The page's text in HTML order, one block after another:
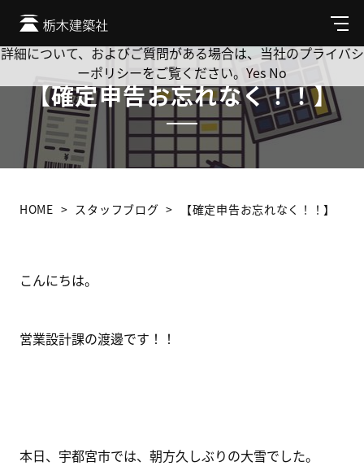
メ
ニ
ュ
【確定申告お忘れなく！！】
HOME スタッフブログ 【確定申告お忘れなく！！】
こんにちは。
営業設計課の渡邊です！！
本日、宇都宮市では、朝方久しぶりの大雪でした。
Cookie を使用して、お客様の活動を追跡してもよろしいです
か? 当社ではお客様のプライバシーを極めて重視しています。
詳細について、およびご質問がある場合は、当社のプライバシ
ーポリシーをご覧ください。 Yes No